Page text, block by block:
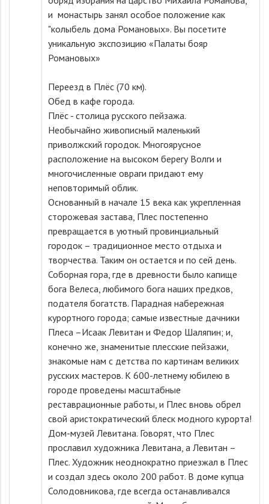
и монастырь занял особое положение как
"колыбель дома Романовых». Вы посетите
уникальную экспозицию «Палаты бояр
Романовых»
Переезд в Плёс (70 км).
Обед в кафе города.
Плёс - столица русского пейзажа.
Необычайно живописный маленький
приволжский городок. Многоярусное
расположение на высоком берегу Волги и
многочисленные овраги придают ему
неповторимый облик.
Основанный в начале 15 века как укрепленная
сторожевая застава, Плес постепенно
превращается в уютный провинциальный
городок – традиционное место отдыха и
творчества. Таким он остается и по сей день.
Соборная гора, где в древности было капище
бога Велеса, любимого бога наших предков,
подателя богатств. Парадная набережная
курортного города; самые известные дачники
Плеса –Исаак Левитан и Федор Шаляпин; и,
конечно же, знаменитые плесские пейзажи,
знакомые нам с детства по картинам великих
русских мастеров. К 600-летнему юбилею в
городе проведены масштабные
реставрационные работы, и Плес вновь обрел
свой аристократический блеск модного курорта!
Дом-музей Левитана. Говорят, что Плес
прославил художника Левитана, а Левитан –
Плес. Художник неоднократно приезжал в Плес
и создал здесь около 200 работ. В доме купца
Солодовникова, где всегда останавливался